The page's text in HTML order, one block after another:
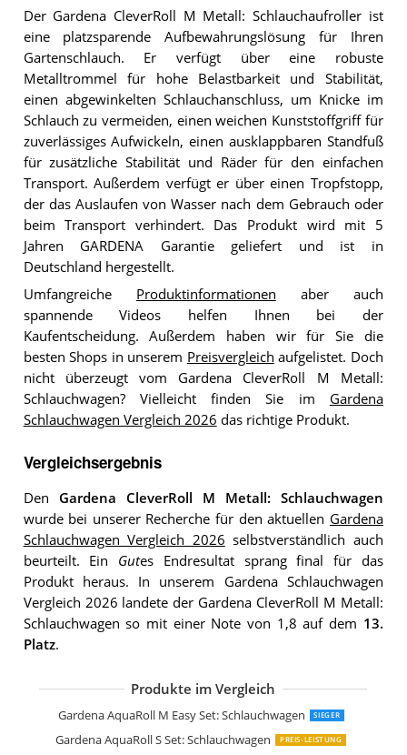
Der Gardena CleverRoll M Metall: Schlauchaufroller ist
eine platzsparende Aufbewahrungslösung für Ihren
Gartenschlauch. Er verfügt über eine robuste
Metalltrommel für hohe Belastbarkeit und Stabilität,
einen abgewinkelten Schlauchanschluss, um Knicke im
Schlauch zu vermeiden, einen weichen Kunststoffgriff für
zuverlässiges Aufwickeln, einen ausklappbaren Standfuß
für zusätzliche Stabilität und Räder für den einfachen
Transport. Außerdem verfügt er über einen Tropfstopp,
der das Auslaufen von Wasser nach dem Gebrauch oder
beim Transport verhindert. Das Produkt wird mit 5
Jahren GARDENA Garantie geliefert und ist in
Deutschland hergestellt.
Umfangreiche Produktinformationen aber auch
spannende Videos helfen Ihnen bei der
Kaufentscheidung. Außerdem haben wir für Sie die
besten Shops in unserem Preisvergleich aufgelistet. Doch
nicht überzeugt vom Gardena CleverRoll M Metall:
Schlauchwagen? Vielleicht finden Sie im Gardena
Schlauchwagen Vergleich 2026 das richtige Produkt.
Vergleichsergebnis
Den Gardena CleverRoll M Metall: Schlauchwagen
wurde bei unserer Recherche für den aktuellen Gardena
Schlauchwagen Vergleich 2026 selbstverständlich auch
beurteilt. Ein Gutes Endresultat sprang final für das
Produkt heraus. In unserem Gardena Schlauchwagen
Vergleich 2026 landete der Gardena CleverRoll M Metall:
Schlauchwagen so mit einer Note von 1,8 auf dem 13.
Platz.
Produkte im Vergleich
Gardena AquaRoll M Easy Set: Schlauchwagen SIEGER
Gardena AquaRoll S Set: Schlauchwagen PREIS-LEISTUNG
Gardena AquaRoll M Set:
Gardena Schlauchwagen M/S Länge
Gardena Classic roll-fix Flachschlauch
Gardena CleverRoll M Easy:
Gardena Metall Schlauchwagen 100:
Gardena CleverRoll L Easy: